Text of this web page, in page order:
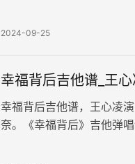
2024-09-25
幸福背后吉他谱_王
幸福背后吉他谱，王心凌
奈。《幸福背后》吉他弹